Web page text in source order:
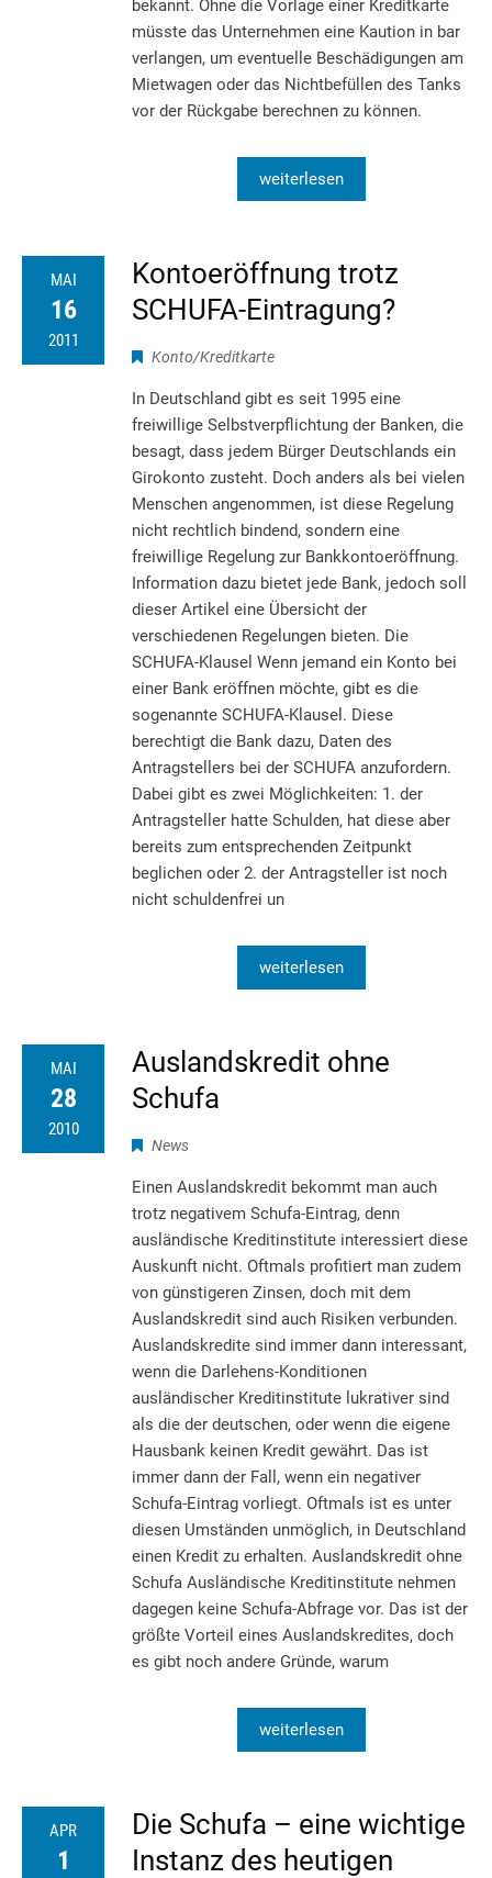
bekannt. Ohne die Vorlage einer Kreditkarte
müsste das Unternehmen eine Kaution in bar
verlangen, um eventuelle Beschädigungen am
Mietwagen oder das Nichtbefüllen des Tanks
vor der Rückgabe berechnen zu können.
weiterlesen
MAI
16
2011
Kontoeröffnung trotz
SCHUFA-Eintragung?
Konto/Kreditkarte
In Deutschland gibt es seit 1995 eine
freiwillige Selbstverpflichtung der Banken, die
besagt, dass jedem Bürger Deutschlands ein
Girokonto zusteht. Doch anders als bei vielen
Menschen angenommen, ist diese Regelung
nicht rechtlich bindend, sondern eine
freiwillige Regelung zur Bankkontoeröffnung.
Information dazu bietet jede Bank, jedoch soll
dieser Artikel eine Übersicht der
verschiedenen Regelungen bieten. Die
SCHUFA-Klausel Wenn jemand ein Konto bei
einer Bank eröffnen möchte, gibt es die
sogenannte SCHUFA-Klausel. Diese
berechtigt die Bank dazu, Daten des
Antragstellers bei der SCHUFA anzufordern.
Dabei gibt es zwei Möglichkeiten: 1. der
Antragsteller hatte Schulden, hat diese aber
bereits zum entsprechenden Zeitpunkt
beglichen oder 2. der Antragsteller ist noch
nicht schuldenfrei un
weiterlesen
MAI
28
2010
Auslandskredit ohne
Schufa
News
Einen Auslandskredit bekommt man auch
trotz negativem Schufa-Eintrag, denn
ausländische Kreditinstitute interessiert diese
Auskunft nicht. Oftmals profitiert man zudem
von günstigeren Zinsen, doch mit dem
Auslandskredit sind auch Risiken verbunden.
Auslandskredite sind immer dann interessant,
wenn die Darlehens-Konditionen
ausländischer Kreditinstitute lukrativer sind
als die der deutschen, oder wenn die eigene
Hausbank keinen Kredit gewährt. Das ist
immer dann der Fall, wenn ein negativer
Schufa-Eintrag vorliegt. Oftmals ist es unter
diesen Umständen unmöglich, in Deutschland
einen Kredit zu erhalten. Auslandskredit ohne
Schufa Ausländische Kreditinstitute nehmen
dagegen keine Schufa-Abfrage vor. Das ist der
größte Vorteil eines Auslandskredites, doch
es gibt noch andere Gründe, warum
weiterlesen
APR
1
Die Schufa – eine wichtige
Instanz des heutigen